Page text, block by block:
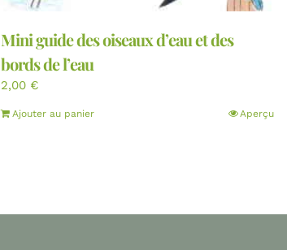
Mini guide des oiseaux d’eau et des
bords de l’eau
2,00 €
Ajouter au panier Aperçu